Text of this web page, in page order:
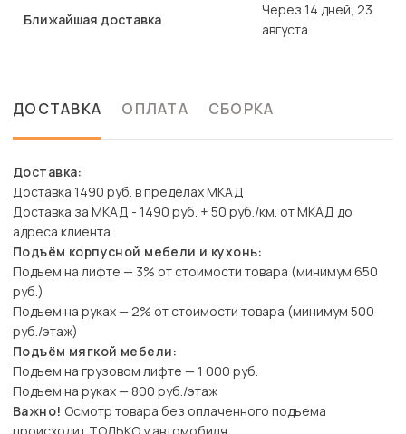
Ближайшая доставка
Через 14 дней, 23
августа
ДОСТАВКА ОПЛАТА СБОРКА
Доставка:
Доставка 1490 руб. в пределах МКАД
Доставка за МКАД - 1490 руб. + 50 руб./км. от МКАД до
адреса клиента.
Подъём корпусной мебели и кухонь:
Подъем на лифте — 3% от стоимости товара (минимум 650
руб.)
Подъем на руках — 2% от стоимости товара (минимум 500
руб./этаж)
Подъём мягкой мебели:
Подъем на грузовом лифте — 1 000 руб.
Подъем на руках — 800 руб./этаж
Важно! Осмотр товара без оплаченного подъема